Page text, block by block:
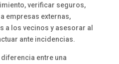
verificar seguros,
empresas externas,
a los vecinos y asesorar al
ante incidencias.
entre una